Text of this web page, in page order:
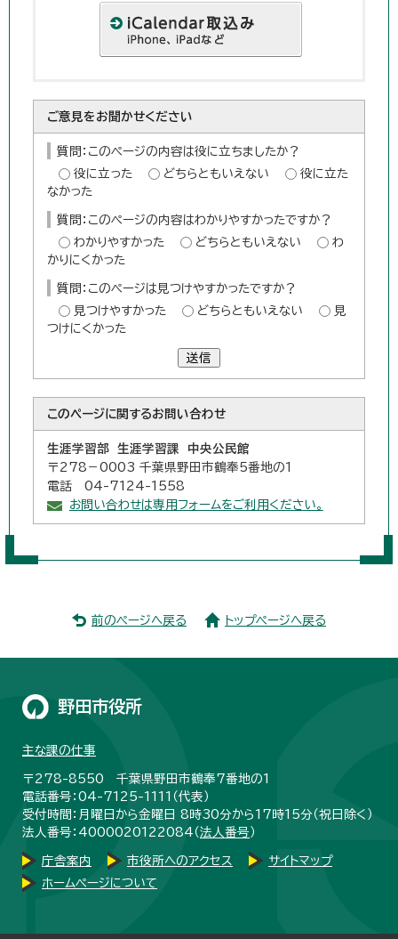
ご意見をお聞かせください
質問：このページの内容は役に立ちましたか？
役に立った
どちらともいえない
役に立た
なかった
質問：このページの内容はわかりやすかったですか？
わかりやすかった
どちらともいえない
わ
かりにくかった
質問：このページは見つけやすかったですか？
見つけやすかった
どちらともいえない
見
つけにくかった
送信
このページに関するお問い合わせ
生涯学習部 生涯学習課 中央公民館
〒278－0003 千葉県野田市鶴奉5番地の1
電話 04-7124-1558
お問い合わせは専用フォームをご利用ください。
前のページへ戻る トップページへ戻る
野田市役所
主な課の仕事
〒278-8550 千葉県野田市鶴奉7番地の1
電話番号：04-7125-1111（代表）
受付時間：月曜日から金曜日 8時30分から17時15分（祝日除く）
法人番号：4000020122084（法人番号 ）
庁舎案内 市役所へのアクセス
サイトマップ
ホームページについて